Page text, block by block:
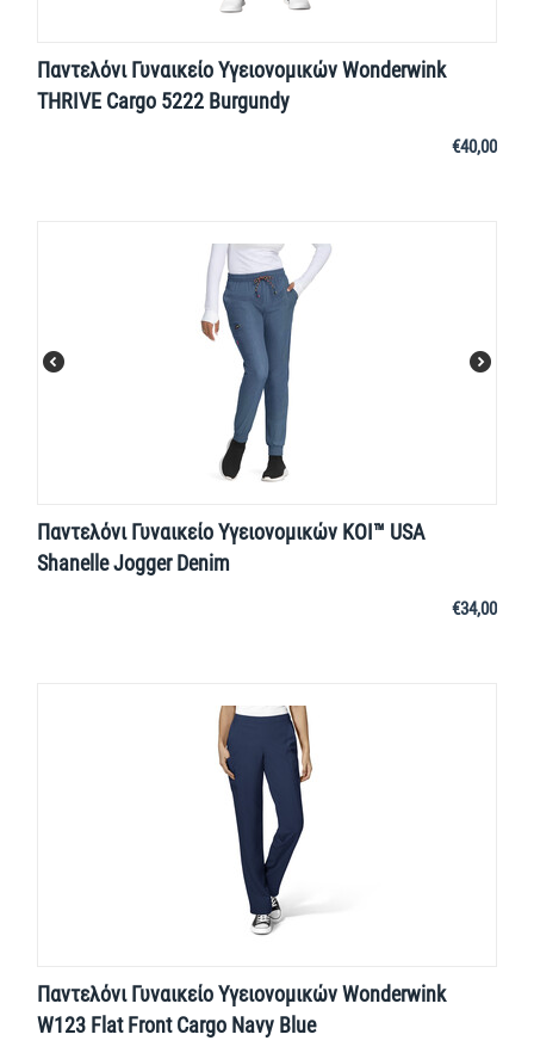
Παντελόνι Γυναικείο Yγειονομικών Wonderwink
THRIVE Cargo 5222 Burgundy
€40,00
Παντελόνι Γυναικείο Υγειονομικών KOI™ USA
Shanelle Jogger Denim
€34,00
Παντελόνι Γυναικείο Υγειονομικών Wonderwink
W123 Flat Front Cargo Navy Blue